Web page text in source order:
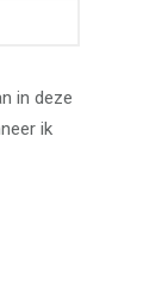
in deze
ik